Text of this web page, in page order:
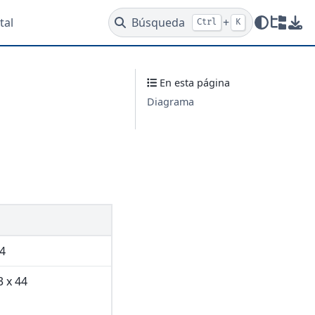
Búsqueda Ctrl + K
x 44
En esta página
Diagrama